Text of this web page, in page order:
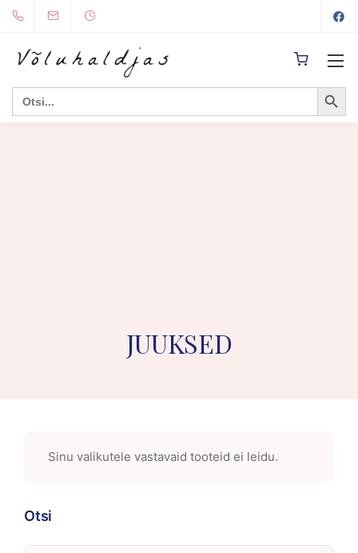
Search
for:
Search Button
JUUKSED
Sinu valikutele vastavaid tooteid ei leidu.
Otsi